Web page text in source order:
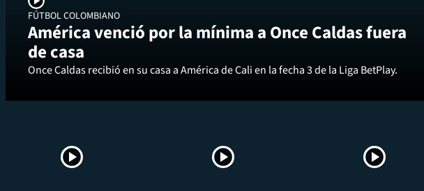
FÚTBOL COLOMBIANO
América venció por la mínima a Once Caldas fuera
de casa
Once Caldas recibió en su casa a América de Cali en la fecha 3 de la Liga BetPlay.